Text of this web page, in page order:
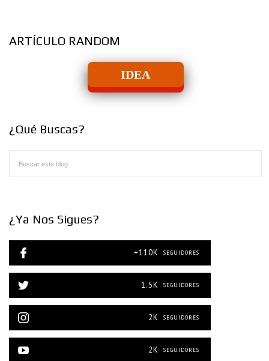
ARTÍCULO RANDOM
IDEA
¿Qué Buscas?
¿Ya Nos Sigues?
+110K SEGUIDORES
1.5K SEGUIDORES
2K SEGUIDORES
2K SEGUIDORES